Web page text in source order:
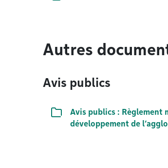
Autres
Avis publics
Liste de documents
Avis publics : Règlement
développement de